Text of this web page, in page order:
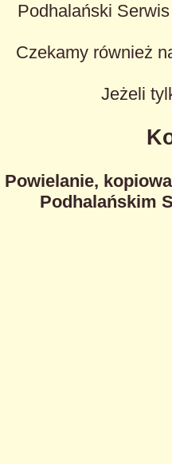
Podhalański
Czekamy również
Jeżeli
Powielanie,
Podhalańskim